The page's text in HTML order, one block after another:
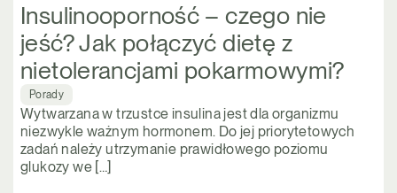
Insulinooporność – czego nie
jeść? Jak połączyć dietę z
nietolerancjami pokarmowymi?
Porady
Wytwarzana w trzustce insulina jest dla organizmu
niezwykle ważnym hormonem. Do jej priorytetowych
zadań należy utrzymanie prawidłowego poziomu
glukozy we […]